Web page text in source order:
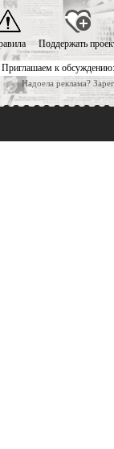
Приглашаем к обсуждению:
Надоела реклама?
Поддержать